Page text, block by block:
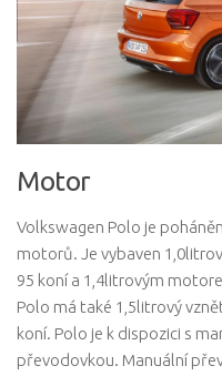
Motor
Volkswagen Polo je
motorů. Je vybaven
95 koní a 1,4litrovým
Polo má také 1,5litrový
koní. Polo je k dispozici s
převodovkou. Manuální